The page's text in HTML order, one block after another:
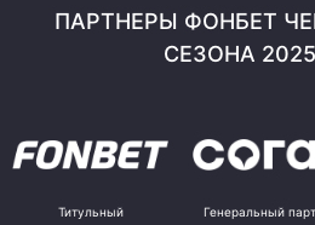
ПАРТНЕРЫ ФОНБЕТ
СЕЗОНА
Титульный
Генеральный